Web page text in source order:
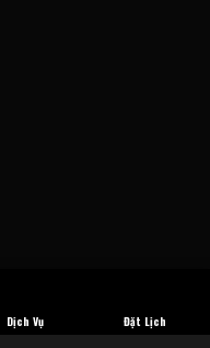
Đặt Lịch
Dịch Vụ